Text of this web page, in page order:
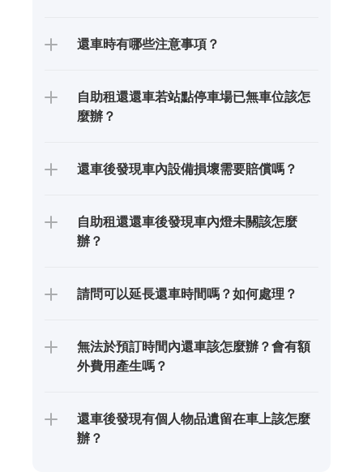
還車時有哪些注意事項？
自助租還還車若站點停車場已無車位該怎
麼辦？
還車後發現車內設備損壞需要賠償嗎？
自助租還還車後發現車內燈未關該怎麼
辦？
請問可以延長還車時間嗎？如何處理？
無法於預訂時間內還車該怎麼辦？會有額
外費用產生嗎？
還車後發現有個人物品遺留在車上該怎麼
辦？